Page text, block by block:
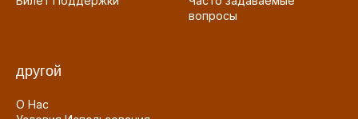
вопросы
другой
О Нас